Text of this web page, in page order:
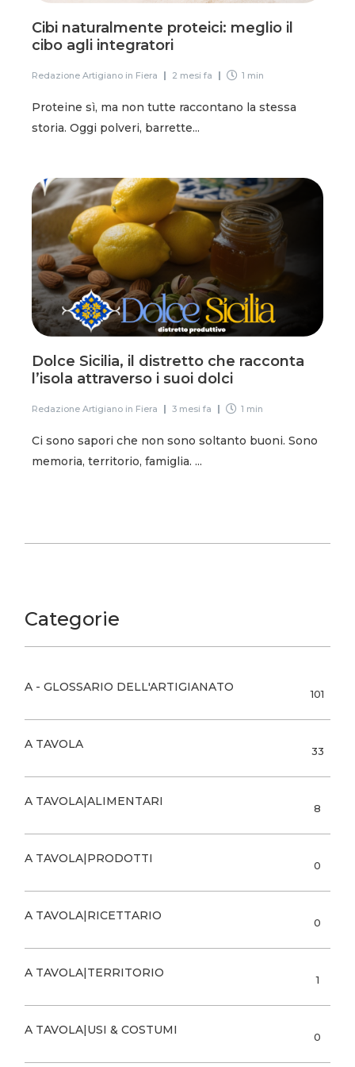
Cibi naturalmente proteici: meglio il
cibo agli integratori
Redazione Artigiano in Fiera 2 mesi fa 1 min
Proteine sì, ma non tutte raccontano la stessa
storia. Oggi polveri, barrette...
Dolce Sicilia, il distretto che racconta
l’isola attraverso i suoi dolci
Redazione Artigiano in Fiera 3 mesi fa 1 min
Ci sono sapori che non sono soltanto buoni. Sono
memoria, territorio, famiglia. ...
Categorie
A - GLOSSARIO DELL'ARTIGIANATO 101
A TAVOLA 33
A TAVOLA|ALIMENTARI 8
A TAVOLA|PRODOTTI 0
A TAVOLA|RICETTARIO 0
A TAVOLA|TERRITORIO 1
A TAVOLA|USI & COSTUMI 0